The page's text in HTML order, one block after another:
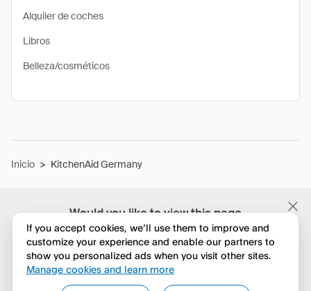
Would you like to view this page
in English?
No, seguir navegando
Alquiler de coches
Libros
Belleza/cosméticos
Inicio > KitchenAid Germany
If you accept cookies, we’ll use them to improve and
customize your experience and enable our partners to
show you personalized ads when you visit other sites.
Manage cookies and learn more